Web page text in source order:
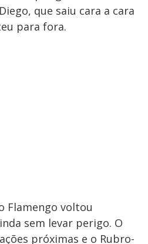
que saiu cara a cara
para fora.
Flamengo voltou
sem levar perigo. O
próximas e o Rubro-